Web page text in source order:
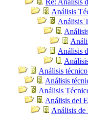
Re: Análisis
Análisis
Análisis
Análisis
Análisis
Análisis
Análisis
Análisis del
Análisis